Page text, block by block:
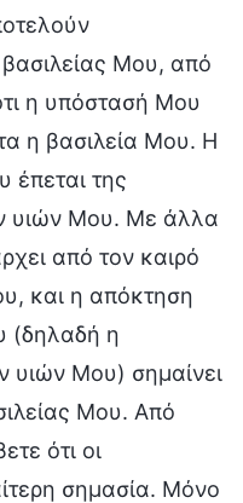
Μου, από
η υπόστασή Μου
η βασιλεία Μου. Η
έπεται της
υιών Μου. Με άλλα
από τον καιρό
και η απόκτηση
(δηλαδή η
υιών Μου) σημαίνει
Μου. Από
ότι οι
σημασία. Μόνο